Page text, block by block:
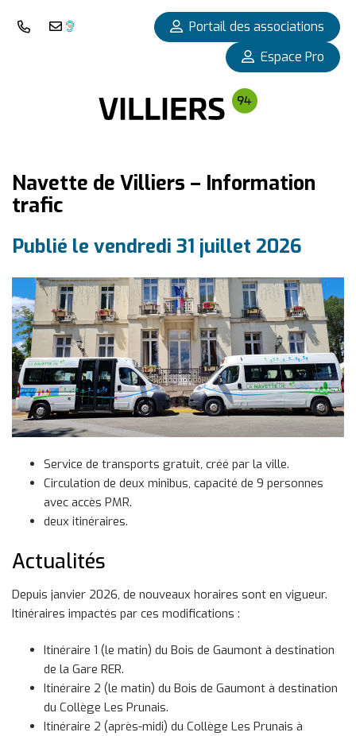
Nous téléphoner
Nous contacter
Portail des associations
Espace Pro
Navette de Villiers – Information
trafic
Publié le vendredi 31 juillet 2026
Service de transports gratuit, créé par la ville.
Circulation de deux minibus, capacité de 9 personnes
avec accès PMR.
deux itinéraires.
Actualités
Depuis janvier 2026, de nouveaux horaires sont en vigueur.
Itinéraires impactés par ces modifications :
Itinéraire 1 (le matin) du Bois de Gaumont à destination
de la Gare RER.
Itinéraire 2 (le matin) du Bois de Gaumont à destination
du Collège Les Prunais.
Itinéraire 2 (après-midi) du Collège Les Prunais à